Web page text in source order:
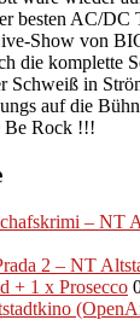
besten AC/DC
Show von
die komplette
in
auf die
Be Rock !!!
– NT
2 – NT
+ 1 x Prosecco